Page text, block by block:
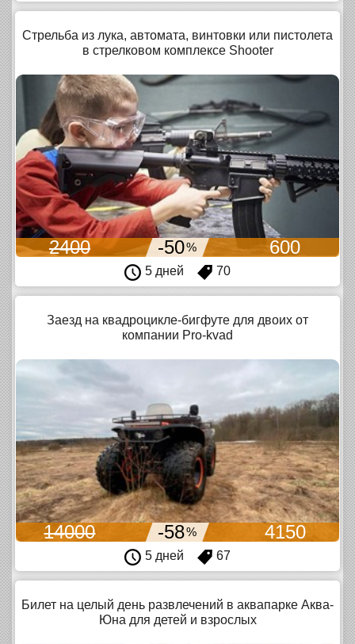
Стрельба из лука, автомата, винтовки или пистолета
в стрелковом комплексе Shooter
2400 -50% 600
5 дней 70
Заезд на квадроцикле-бигфуте для двоих от
компании Pro-kvad
14000 -58% 4150
5 дней 67
Билет на целый день развлечений в аквапарке Аква-
Юна для детей и взрослых